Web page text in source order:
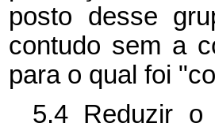
posto desse
contudo sem a
para o qual foi
5.4 Reduzir